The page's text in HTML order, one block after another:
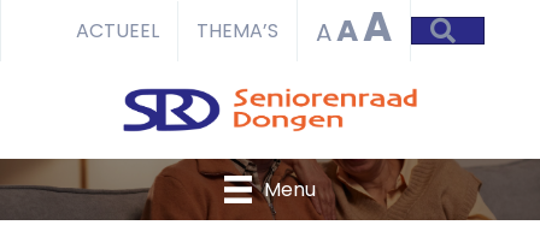
ACTUEEL THEMA’S AAA
Menu